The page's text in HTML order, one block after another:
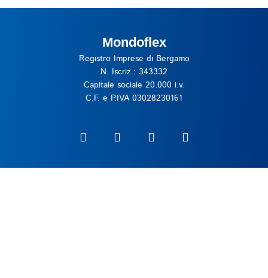
Mondoflex
Registro Imprese di Bergamo
N. Iscriz.: 343332
Capitale sociale 20.000 i.v.
C.F. e P.IVA 03028230161